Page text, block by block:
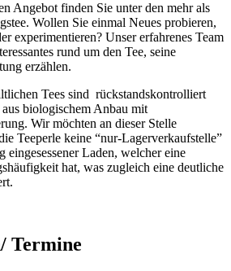
Angebot finden Sie unter den mehr als
Wollen Sie einmal Neues probieren,
experimentieren? Unser erfahrenes Team
rund um den Tee, seine
erzählen.
Tees sind rückstandskontrolliert
biologischem Anbau mit
Wir möchten an dieser Stelle
Teeperle keine “nur-Lagerverkaufstelle”
eingesessener Laden, welcher eine
hat, was zugleich eine deutliche
Termine